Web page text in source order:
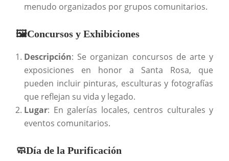
menudo organizados por grupos comunitarios.
🖼️Concursos y Exhibiciones
Descripción: Se organizan concursos de arte y
exposiciones en honor a Santa Rosa, que
pueden incluir pinturas, esculturas y fotografías
que reflejan su vida y legado.
Lugar: En galerías locales, centros culturales y
eventos comunitarios.
🧼Día de la Purificación